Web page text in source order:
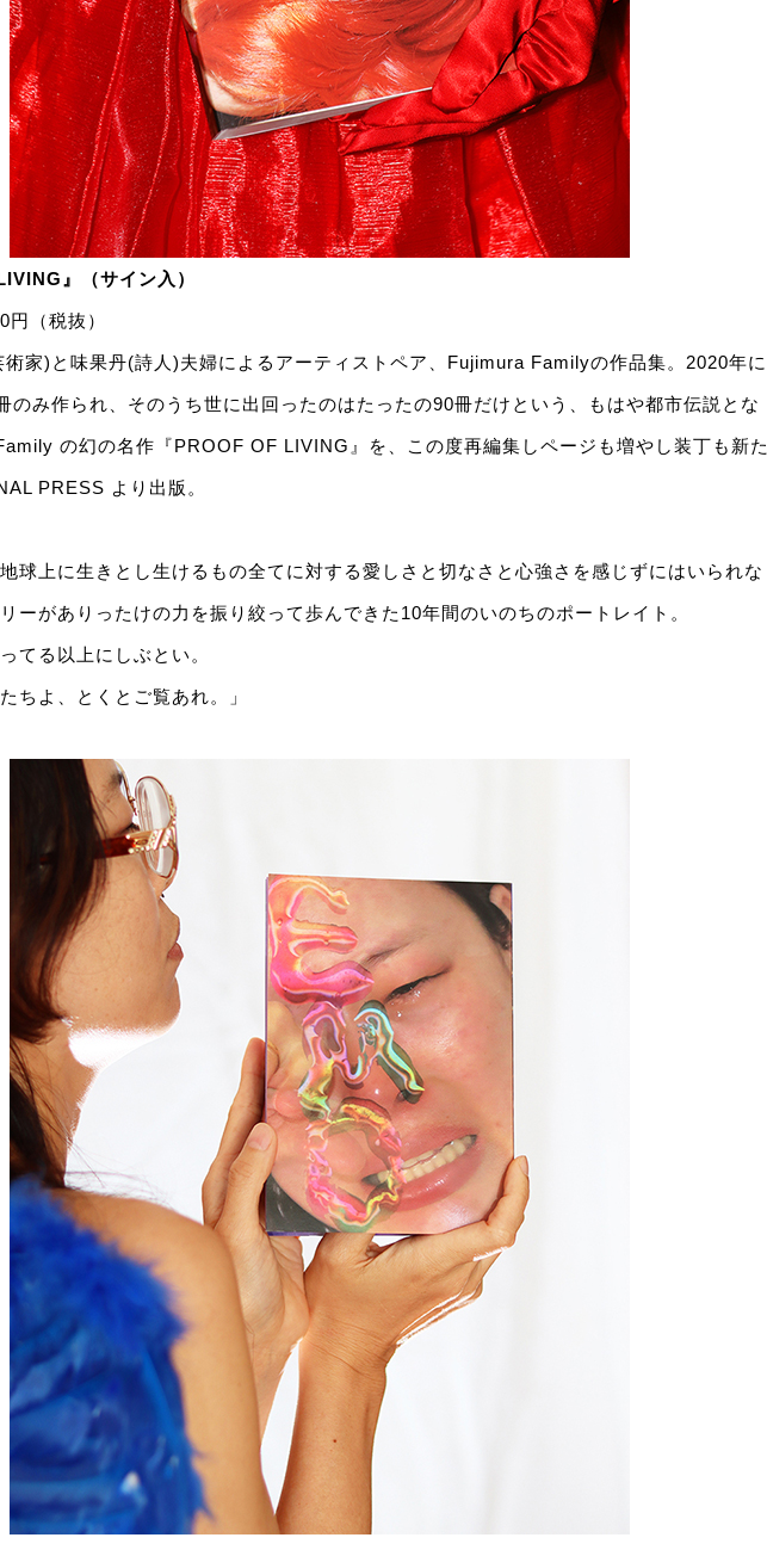
』（サイン入）
（税抜）
家)と味果丹(詩人)夫婦によるアーティストペア、Fujimura Familyの作品集。2020年に
のみ作られ、そのうち世に出回ったのはたったの90冊だけという、もはや都市伝説とな
の幻の名作『PROOF OF LIVING』を、この度再編集しページも増やし装丁も新た
PRESS より出版。
地球上に生きとし生けるもの全てに対する愛しさと切なさと心強さを感じずにはいられな
ーがありったけの力を振り絞って歩んできた10年間のいのちのポートレイト。
てる以上にしぶとい。
ちよ、とくとご覧あれ。」